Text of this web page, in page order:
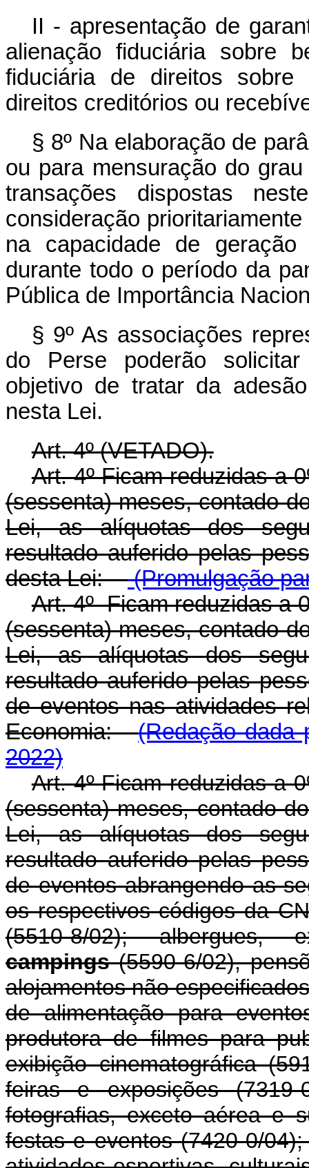
II - apresentação de
alienação fiduciária sobre
fiduciária de direitos
direitos creditórios ou
§ 8º Na elaboração de
ou para mensuração do
transações dispostas
consideração
na capacidade de
durante todo o período da
Pública de Importância
§ 9º As associações
do Perse poderão
objetivo de tratar da
nesta Lei.
Art. 4º (VETADO).
Art. 4º Ficam reduzidas a
(sessenta) meses, contado
Lei, as alíquotas dos
resultado auferido pelas
desta Lei:(Promulgação
Art. 4º Ficam reduzidas a
(sessenta) meses, contado
Lei, as alíquotas dos
resultado auferido pelas
de eventos nas atividades
Economia:(Redação dada
2022)
Art. 4º Ficam reduzidas a
(sessenta) meses, contado
Lei, as alíquotas dos
resultado auferido pelas
de eventos abrangendo as
os respectivos códigos da
(5510-8/02); albergues,
campings(5590-6/02),
alojamentos não
de alimentação para
produtora de filmes para
exibição cinematográfica
feiras e exposições
fotografias, exceto aérea e
festas e eventos (7420-0/